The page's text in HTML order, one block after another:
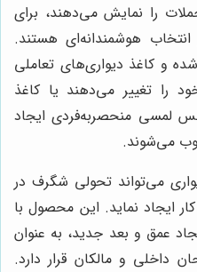
را نمایش می‌دهند، برای
هوشمندانه‌ای هستند.
و کاغذ دیواری‌های تعاملی
را تغییر می‌دهند یا کاغذ
لمسی منحصربه‌فردی ایجاد
می‌شوند.
می‌تواند تحولی شگرف در
ایجاد نماید. این محصول با
عمق و بعد جدید، به عنوان
داخلی و مالکان قرار دارد.